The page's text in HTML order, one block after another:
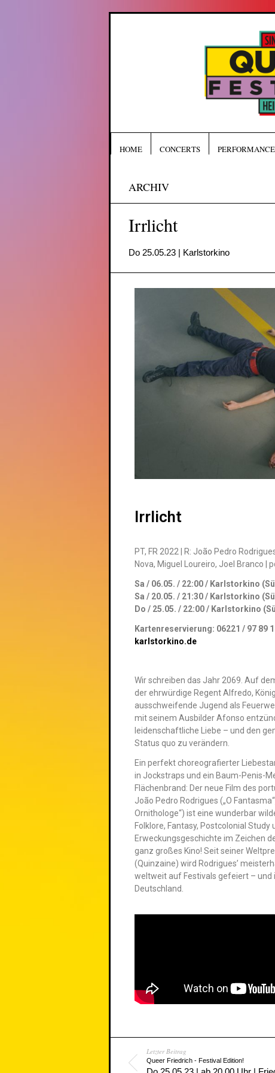
HOME CONCERTS PERFORMANCE
ARCHIV
Irrlicht
Do 25.05.23 | Karlstorkino
Irrlicht
PT, FR 2022 | R: João Pedro
Nova, Miguel Loureiro, Joel Branco |
Sa / 06.05. / 22:00 / Karlstorkino
Sa / 20.05. / 21:30 / Karlstorkino
Do / 25.05. / 22:00 / Karlstorkino
Kartenreservierung: 06221 / 97 89
karlstorkino.de
Wir schreiben das Jahr 2069. Auf
der ehrwürdige Regent Alfredo,
ausschweifende Jugend als
mit seinem Ausbilder Afonso
leidenschaftliche Liebe – und den
Status quo zu verändern.
Ein perfekt choreografierter
in Jockstraps und ein Baum-Penis-
Flächenbrand: Der neue Film des
João Pedro Rodrigues („O
Ornithologe“) ist eine wunderbar
Folklore, Fantasy, Postcolonial Study
Erweckungsgeschichte im Zeichen
ganz großes Kino! Seit seiner
(Quinzaine) wird Rodrigues’
weltweit auf Festivals gefeiert –
Deutschland.
Letzter Beitrag
Queer Friedrich - Festival Edition!